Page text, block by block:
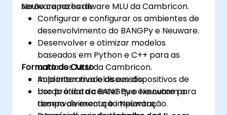
Neuware na hardware MLU da Cambricon.
serão capazes de:
Configurar e configurar os ambientes de
desenvolvimento do BANGPy e Neuware.
Desenvolver e otimizar modelos
baseados em Python e C++ para as
unidades MLU da Cambricon.
Implantar modelos em dispositivos de
borda e data center que executam o
tempo de execução Neuware.
Formato do Curso
Aula interativa e discussão.
Uso prático do BANGPy e Neuware para
desenvolvimento e implantação.